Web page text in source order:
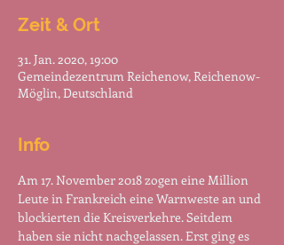
Zeit & Ort
31. Jan. 2020, 19:00
Gemeindezentrum Reichenow, Reichenow-
Möglin, Deutschland
Info
Am 17. November 2018 zogen eine Million
Leute in Frankreich eine Warnweste an und
blockierten die Kreisverkehre. Seitdem
haben sie nicht nachgelassen. Erst ging es